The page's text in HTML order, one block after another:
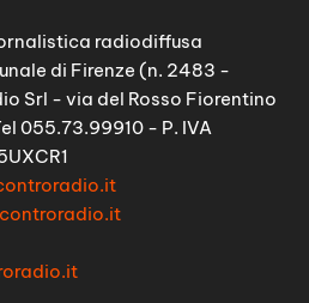
radiodiffusa
di Firenze (n. 2483 -
Srl - via del Rosso Fiorentino
055.73.99910 - P. IVA